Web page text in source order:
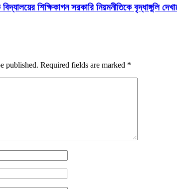
শিক্ষিকাগন সরকারি নিয়মনীতিকে বৃদ্ধাঙ্গুলি
published. Required fields are marked *